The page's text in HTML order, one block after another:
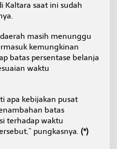
Kaltara saat ini sudah
masih menunggu
kemungkinan
batas persentase belanja
waktu
apa kebijakan pusat
batas
terhadap waktu
pungkasnya. (*)